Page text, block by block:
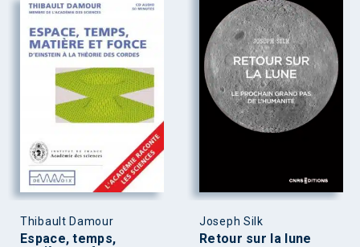
Thibault Damour
Espace, temps,
Joseph Silk
Retour sur la lune